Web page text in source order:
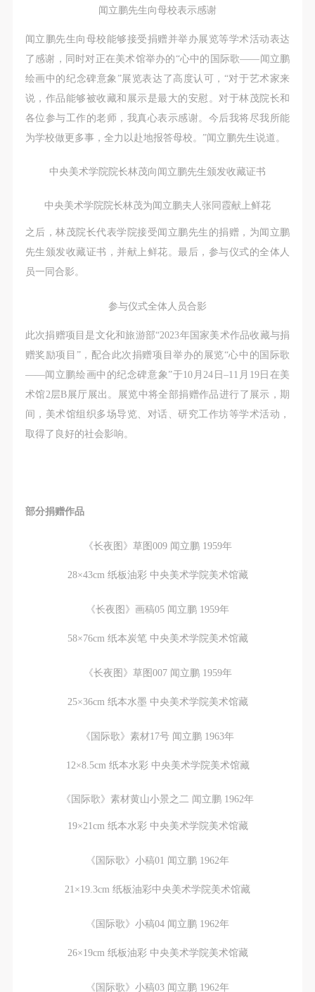
闻立鹏先生向母校表示感谢
闻立鹏先生向母校能够接受捐赠并举办展览等学术活动表达
了感谢，同时对正在美术馆举办的“心中的国际歌——闻立鹏
绘画中的纪念碑意象”展览表达了高度认可，“对于艺术家来
说，作品能够被收藏和展示是最大的安慰。对于林茂院长和
各位参与工作的老师，我真心表示感谢。今后我将尽我所能
为学校做更多事，全力以赴地报答母校。”闻立鹏先生说道。
中央美术学院院长林茂向闻立鹏先生颁发收藏证书
中央美术学院院长林茂为闻立鹏夫人张同霞献上鲜花
之后，林茂院长代表学院接受闻立鹏先生的捐赠，为闻立鹏
先生颁发收藏证书，并献上鲜花。最后，参与仪式的全体人
员一同合影。
参与仪式全体人员合影
此次捐赠项目是文化和旅游部“2023年国家美术作品收藏与捐
赠奖励项目”，配合此次捐赠项目举办的展览“心中的国际歌
——闻立鹏绘画中的纪念碑意象”于10月24日–11月19日在美
术馆2层B展厅展出。展览中将全部捐赠作品进行了展示，期
间，美术馆组织多场导览、对话、研究工作坊等学术活动，
取得了良好的社会影响。
部分捐赠作品
《长夜图》草图009 闻立鹏 1959年
28×43cm 纸板油彩 中央美术学院美术馆藏
《长夜图》画稿05 闻立鹏 1959年
58×76cm 纸本炭笔 中央美术学院美术馆藏
《长夜图》草图007 闻立鹏 1959年
25×36cm 纸本水墨 中央美术学院美术馆藏
《国际歌》素材17号 闻立鹏 1963年
12×8.5cm 纸本水彩 中央美术学院美术馆藏
《国际歌》素材黄山小景之二 闻立鹏 1962年
19×21cm 纸本水彩 中央美术学院美术馆藏
《国际歌》小稿01 闻立鹏 1962年
21×19.3cm 纸板油彩中央美术学院美术馆藏
《国际歌》小稿04 闻立鹏 1962年
26×19cm 纸板油彩 中央美术学院美术馆藏
《国际歌》小稿03 闻立鹏 1962年
带有甲方肖像的作品的使用达成如下一致协议：
（1）、甲方为本协议中的肖像权人，自愿将自己的
肖像权许可乙方作符合本协议约定和法律规定的用
途。
（2）、乙方中央美术学院美术馆是一所具有标志
性、专业性、国际化的现代公共美术馆。中央美术学
院美术馆与时代同行，努力塑造一个开放、自由、学
术的空间氛围，竭诚与各单位、企业、机构、艺术家
极策划国际、国内多视角、多领域的展览、论坛及公
共教育活动，为美院师生、中外艺术家以及社会公众
提供一个交流、学习、展示的平台。作为一家公益性
单位，其开展的公共教育活动以学术性和公益性为
（3）、乙方为甲方拍摄中央美术学院公共教育部所
二、拍摄内容、使用形式、使用地域范围
（1）、拍摄内容 乙方拍摄的带有甲方肖像的作品内
容包括：①中央美术学院美术馆②中央美术学院校园
内○3由中央美术学院公共教育部策划或执行的一切活
动。
（2）、使用形式 用于中央美术学院图书出版、销售
适用地域范围包括国内和国外。
（如杂志、网络等）。
永久使用。
四、许可使用费用
乙方于拍摄完带有甲方肖像的作品无需支付甲方任何
（1）、本协议未尽事宜，经双方友好协商后可作为
（2）、本协议自甲乙双方签字（盖章）、勾选之日
份，甲乙双方各执一份，均具有同等法律效力。
活动参与者意味着接受并承担本协议的全部义务，未
活动前，必须事先与自己的家属沟通，取得家属同
后，视作其家属也已知晓并同意。
我已认真阅读上述条款，并且同意。
带有甲方肖像的作品的使用达成如下一致协议：
（1）、甲方为本协议中的肖像权人，自愿将自己的
肖像权许可乙方作符合本协议约定和法律规定的用
途。
（2）、乙方中央美术学院美术馆是一所具有标志
性、专业性、国际化的现代公共美术馆。中央美术学
院美术馆与时代同行，努力塑造一个开放、自由、学
术的空间氛围，竭诚与各单位、企业、机构、艺术家
极策划国际、国内多视角、多领域的展览、论坛及公
共教育活动，为美院师生、中外艺术家以及社会公众
提供一个交流、学习、展示的平台。作为一家公益性
单位，其开展的公共教育活动以学术性和公益性为
（3）、乙方为甲方拍摄中央美术学院公共教育部所
二、拍摄内容、使用形式、使用地域范围
（1）、拍摄内容 乙方拍摄的带有甲方肖像的作品内
容包括：①中央美术学院美术馆②中央美术学院校园
内○3由中央美术学院公共教育部策划或执行的一切活
动。
（2）、使用形式 用于中央美术学院图书出版、销售
适用地域范围包括国内和国外。
（如杂志、网络等）。
永久使用。
四、许可使用费用
乙方于拍摄完带有甲方肖像的作品无需支付甲方任何
（1）、本协议未尽事宜，经双方友好协商后可作为
（2）、本协议自甲乙双方签字（盖章）、勾选之日
份，甲乙双方各执一份，均具有同等法律效力。
活动参与者意味着接受并承担本协议的全部义务，未
活动前，必须事先与自己的家属沟通，取得家属同
后，视作其家属也已知晓并同意。
我已认真阅读上述条款，并且同意。
带有甲方肖像的作品的使用达成如下一致协议：
（1）、甲方为本协议中的肖像权人，自愿将自己的
肖像权许可乙方作符合本协议约定和法律规定的用
途。
（2）、乙方中央美术学院美术馆是一所具有标志
性、专业性、国际化的现代公共美术馆。中央美术学
院美术馆与时代同行，努力塑造一个开放、自由、学
术的空间氛围，竭诚与各单位、企业、机构、艺术家
极策划国际、国内多视角、多领域的展览、论坛及公
共教育活动，为美院师生、中外艺术家以及社会公众
提供一个交流、学习、展示的平台。作为一家公益性
单位，其开展的公共教育活动以学术性和公益性为
（3）、乙方为甲方拍摄中央美术学院公共教育部所
二、拍摄内容、使用形式、使用地域范围
（1）、拍摄内容 乙方拍摄的带有甲方肖像的作品内
容包括：①中央美术学院美术馆②中央美术学院校园
内○3由中央美术学院公共教育部策划或执行的一切活
动。
（2）、使用形式 用于中央美术学院图书出版、销售
适用地域范围包括国内和国外。
（如杂志、网络等）。
永久使用。
四、许可使用费用
乙方于拍摄完带有甲方肖像的作品无需支付甲方任何
（1）、本协议未尽事宜，经双方友好协商后可作为
（2）、本协议自甲乙双方签字（盖章）、勾选之日
份，甲乙双方各执一份，均具有同等法律效力。
活动参与者意味着接受并承担本协议的全部义务，未
活动前，必须事先与自己的家属沟通，取得家属同
后，视作其家属也已知晓并同意。
我已认真阅读上述条款，并且同意。